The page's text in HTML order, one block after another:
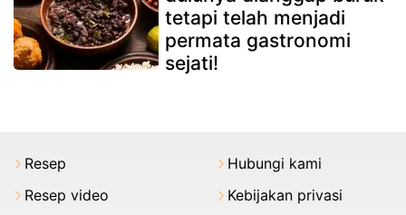
tetapi telah menjadi
permata gastronomi
sejati!
Resep
Resep video
Hubungi kami
Kebijakan privasi